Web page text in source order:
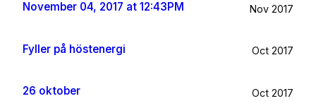
November 04, 2017 at 12:43PM Nov 2017
Fyller på höstenergi Oct 2017
26 oktober Oct 2017